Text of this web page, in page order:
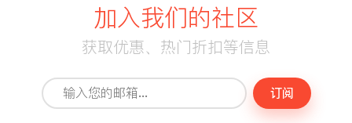
加入我们的社区
获取优惠、热门折扣等信息
订阅